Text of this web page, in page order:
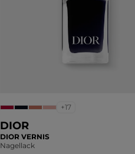
+17
DIOR
DIOR VERNIS
Nagellack